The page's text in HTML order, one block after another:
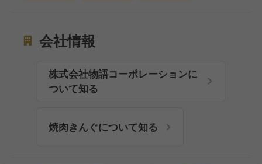
会社情報
株式会社物語コーポレーションに
ついて知る
焼肉きんぐについて知る